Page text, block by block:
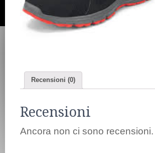
Recensioni (0)
Recensioni
Ancora non ci sono recensioni.